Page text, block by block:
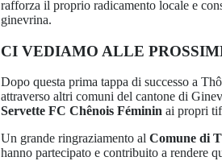
rafforza il proprio radicamento locale e
ginevrina.
CI VEDIAMO ALLE
Dopo questa prima tappa di successo a
attraverso altri comuni del cantone di
Servette FC Chênois Féminin ai propri
Un grande ringraziamento al Comune di
hanno partecipato e contribuito a rendere